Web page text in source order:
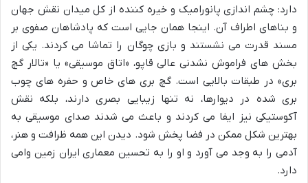
دارد: چشم اندازی پانورامیک و خیره کننده از کل میدان نقش جهان
و بناهای اطراف آن. اینجا همان جایی است که پادشاهان صفوی بر
مسند قدرت می نشستند و بازی چوگان را تماشا می کردند. یکی از
بخش های فراموش نشدنی عالی قاپو، «اتاق موسیقی» یا «تالار گچ
بری» در طبقات بالایی است. گچ بری های خاص و حفره های چوب
بری شده در دیوارها، نه تنها زیبایی بصری دارند، بلکه نقش
آکوستیکی نیز ایفا می کردند و باعث می شدند صدای موسیقی به
بهترین شکل ممکن در فضا پخش شود. دیدن این همه ظرافت و هنر،
آدمی را به وجد می آورد و او را به تحسین معماری ایران زمین وامی
دارد.